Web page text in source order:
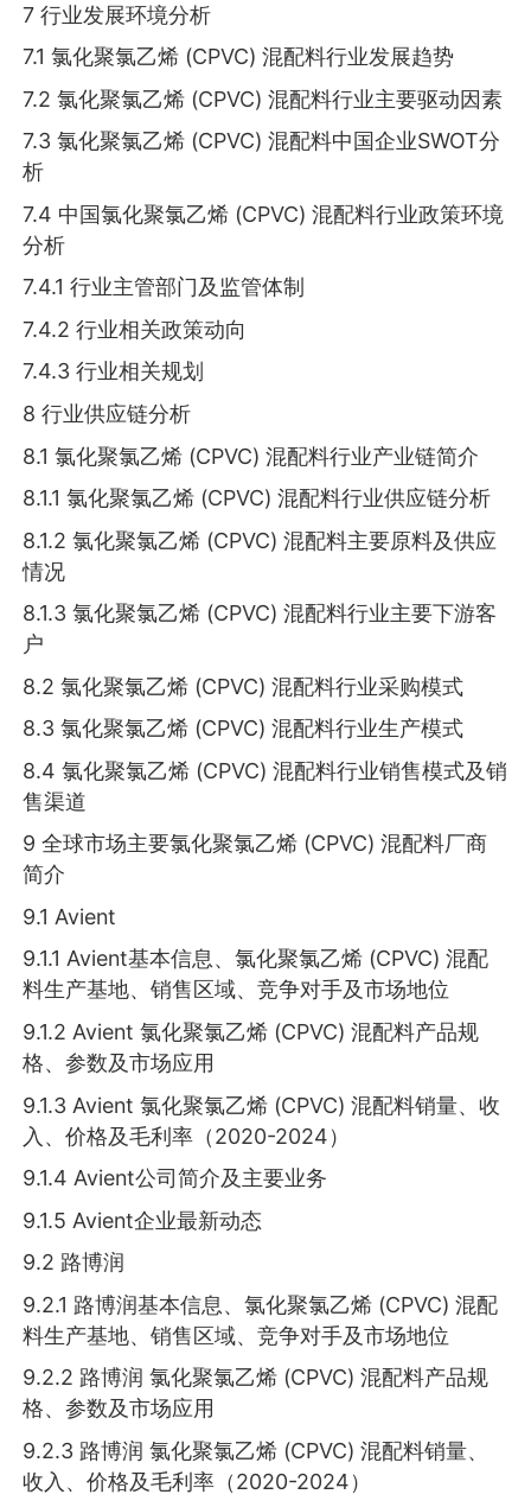
7 行业发展环境分析
7.1 氯化聚氯乙烯 (CPVC) 混配料行业发展趋势
7.2 氯化聚氯乙烯 (CPVC) 混配料行业主要驱动因素
7.3 氯化聚氯乙烯 (CPVC) 混配料中国企业SWOT分
析
7.4 中国氯化聚氯乙烯 (CPVC) 混配料行业政策环境
分析
7.4.1 行业主管部门及监管体制
7.4.2 行业相关政策动向
7.4.3 行业相关规划
8 行业供应链分析
8.1 氯化聚氯乙烯 (CPVC) 混配料行业产业链简介
8.1.1 氯化聚氯乙烯 (CPVC) 混配料行业供应链分析
8.1.2 氯化聚氯乙烯 (CPVC) 混配料主要原料及供应
情况
8.1.3 氯化聚氯乙烯 (CPVC) 混配料行业主要下游客
户
8.2 氯化聚氯乙烯 (CPVC) 混配料行业采购模式
8.3 氯化聚氯乙烯 (CPVC) 混配料行业生产模式
8.4 氯化聚氯乙烯 (CPVC) 混配料行业销售模式及销
售渠道
9 全球市场主要氯化聚氯乙烯 (CPVC) 混配料厂商
简介
9.1 Avient
9.1.1 Avient基本信息、氯化聚氯乙烯 (CPVC) 混配
料生产基地、销售区域、竞争对手及市场地位
9.1.2 Avient 氯化聚氯乙烯 (CPVC) 混配料产品规
格、参数及市场应用
9.1.3 Avient 氯化聚氯乙烯 (CPVC) 混配料销量、收
入、价格及毛利率（2020-2024）
9.1.4 Avient公司简介及主要业务
9.1.5 Avient企业最新动态
9.2 路博润
9.2.1 路博润基本信息、氯化聚氯乙烯 (CPVC) 混配
料生产基地、销售区域、竞争对手及市场地位
9.2.2 路博润 氯化聚氯乙烯 (CPVC) 混配料产品规
格、参数及市场应用
9.2.3 路博润 氯化聚氯乙烯 (CPVC) 混配料销量、
收入、价格及毛利率（2020-2024）